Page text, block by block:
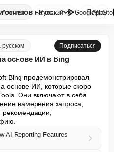
Агенты Новые функции отчетов на основ...
Русский GooglePlay

Подписаться
основе ИИ в Bing
Bing продемонстрировал
основе ИИ, которые скоро
Они включают в себя
намерения запроса,
рекомендации,
AI Reporting Features